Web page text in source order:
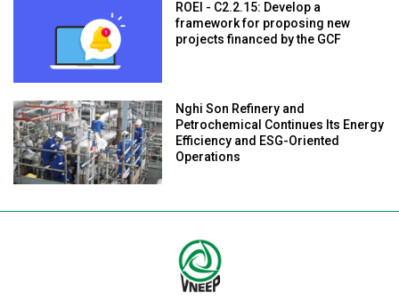
ROEI - C2.2.15: Develop a
framework for proposing new
projects financed by the GCF
Nghi Son Refinery and
Petrochemical Continues Its Energy
Efficiency and ESG-Oriented
Operations